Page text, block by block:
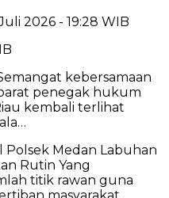
Juli 2026 - 19:28 WIB
kebersamaan
penegak hukum
kembali terlihat